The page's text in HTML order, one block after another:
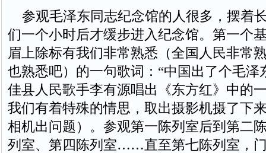
参观毛泽东同志纪念馆的人很多，摆着
们一个小时后才缓步进入纪念馆。第一个
眉上除标有我们非常熟悉（全国人民非常
也熟悉吧）的一句歌词：“中国出了个毛泽
佳县人民歌手李有源唱出《东方红》中的
我们有着特殊的情思，取出摄影机摄了下
相机出问题）。参观第一陈列室后到第二
列室、第四陈列室……直至第七陈列室，